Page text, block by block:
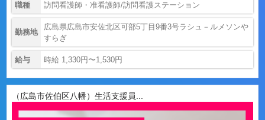
職種 訪問看護師・准看護師/訪問看護ステーション
勤務地
広島県広島市安佐北区可部5丁目9番3号ラシュ－ルメソンや
すらぎ
給与 時給 1,330円〜1,530円
（広島市佐伯区八幡）生活支援員...